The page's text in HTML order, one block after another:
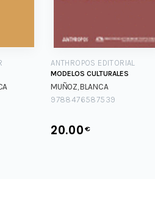
ANTHROPOS EDITORIAL
MODELOS CULTURALES
MUÑOZ, BLANCA
9788476587539
20.00€